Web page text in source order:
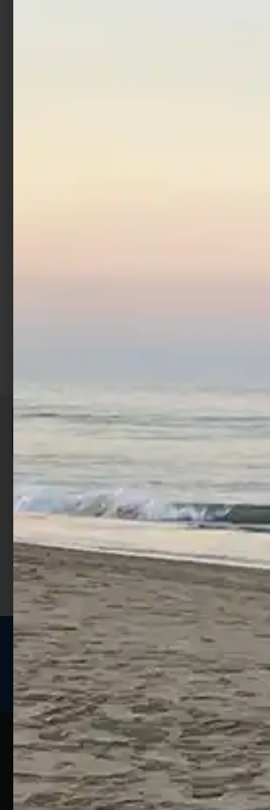
ISCRIVITI E RICEVI 3,50€ DI
SCONTO >
Per ogni acquisto accumuli ulteriori
punti;
Utilizza i punti per ricevere uno
sconto;
I punti sono indicati nella pagina
prodotto;
Seguici sui social
Web
Pesca
Un portale
pensato
per gli
Esperienze
Guide
sulla
pesca
sportiva
Assistenza
Clienti
Siamo
Contatti
Assistenza
Ecommerce